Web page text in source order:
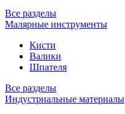
Все разделы
Малярные инструменты
Кисти
Валики
Шпателя
Все разделы
Индустриальные материалы